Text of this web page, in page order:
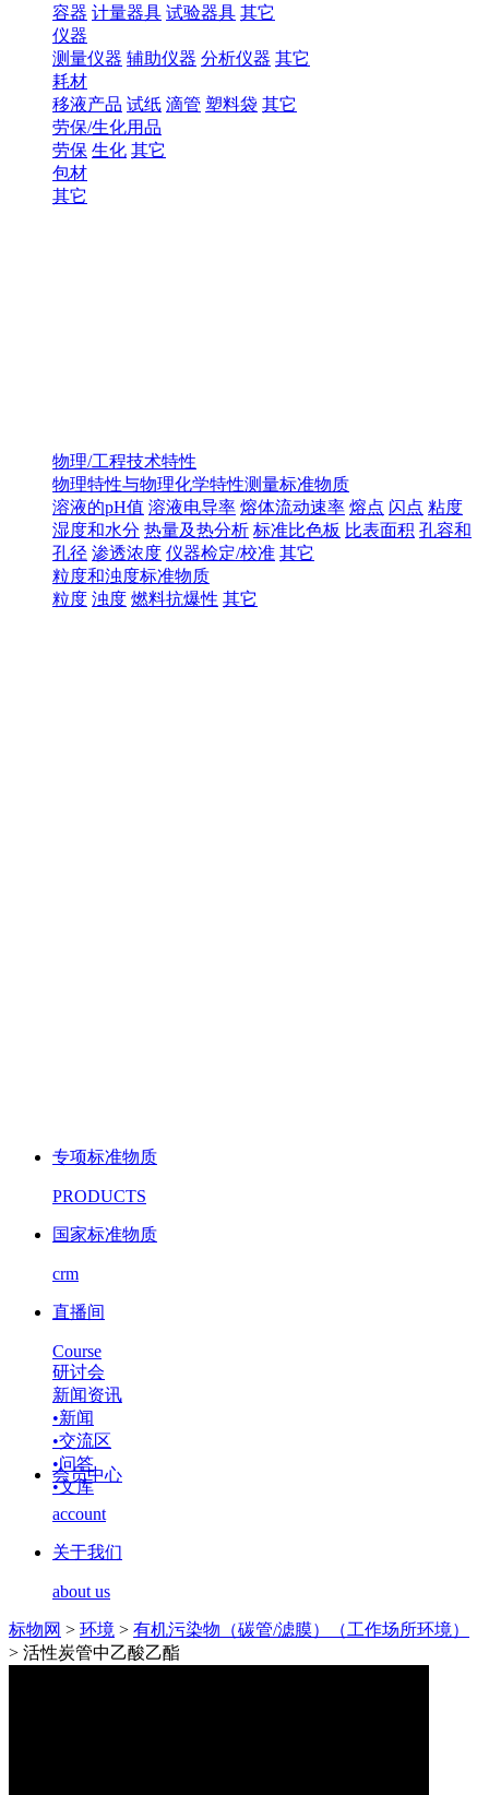
容器 计量器具 试验器具 其它
仪器
测量仪器 辅助仪器 分析仪器 其它
耗材
移液产品 试纸 滴管 塑料袋 其它
劳保/生化用品
劳保 生化 其它
包材
其它
物理/工程技术特性
物理特性与物理化学特性测量标准物质
溶液的pH值 溶液电导率 熔体流动速率 熔点 闪点 粘度
湿度和水分 热量及热分析 标准比色板 比表面积 孔容和
孔径 渗透浓度 仪器检定/校准 其它
粒度和浊度标准物质
粒度 浊度 燃料抗爆性 其它
专项标准物质
PRODUCTS
国家标准物质
crm
直播间
Course
研讨会
新闻资讯
•新闻
•交流区
•问答
•文库
会员中心
account
关于我们
about us
标物网 > 环境 > 有机污染物（碳管/滤膜）（工作场所环境）
> 活性炭管中乙酸乙酯